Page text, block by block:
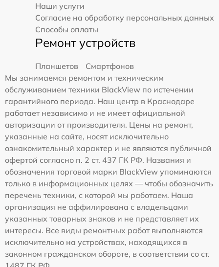
Наши услуги
Согласие на обработку персональных данных
Способы оплаты
Ремонт устройств
Планшетов
Смартфонов
Мы занимаемся ремонтом и техническим
обслуживанием техники BlackView по истечении
гарантийного периода. Наш центр в Краснодаре
работает независимо и не имеет официальной
авторизации от производителя. Цены на ремонт,
указанные на сайте, носят исключительно
ознакомительный характер и не являются публичной
офертой согласно п. 2 ст. 437 ГК РФ. Названия и
обозначения торговой марки BlackView упоминаются
только в информационных целях — чтобы обозначить
перечень техники, с которой мы работаем. Наша
организация не аффилирована с владельцами
указанных товарных знаков и не представляет их
интересы. Все виды ремонтных работ выполняются
исключительно на устройствах, находящихся в
законном гражданском обороте, в соответствии со ст.